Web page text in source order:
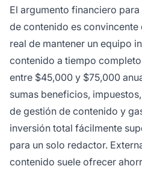
El argumento financiero
de contenido es
real de mantener un equipo
contenido a tiempo
entre $45,000 y $75,000
sumas beneficios,
de gestión de contenido y
inversión total fácilmente
para un solo redactor.
contenido suele ofrecer